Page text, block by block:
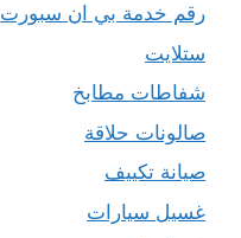
رقم خدمة بي ان سبورت
ستلايت
شفاطات مطابخ
صالونات حلاقة
صيانة تكييف
غسيل سيارات